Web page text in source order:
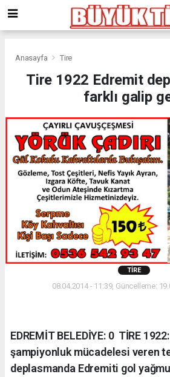
giriş
kingroyal
Anasayfa Tire
Tire 1922 Edremit
farklı galip
TIRE
08.04.2014 - 11:39, Güncelleme:
EDREMİT BELEDİYE: 0  TİRE
şampiyonluk mücadelesi veren
deplasmanda Edremiti gol